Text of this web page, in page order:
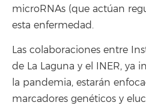
microRNAs (que actúan
esta enfermedad.
Las colaboraciones entre
de La Laguna y el INER, ya
la pandemia, estarán
marcadores genéticos y